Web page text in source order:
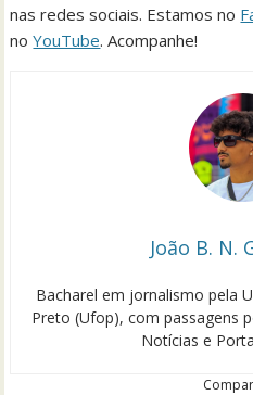
nas redes sociais. Estamos no
noYouTube. Acompanhe!
João B. N.
Bacharel em jornalismo pela
Preto (Ufop), com passagens
Notícias e